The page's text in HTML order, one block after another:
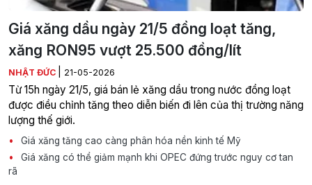
Giá xăng dầu ngày 21/5 đồng loạt tăng,
xăng RON95 vượt 25.500 đồng/lít
NHẬT ĐỨC 21-05-2026
Từ 15h ngày 21/5, giá bán lẻ xăng dầu trong nước đồng loạt
được điều chỉnh tăng theo diễn biến đi lên của thị trường năng
lượng thế giới.
Giá xăng tăng cao càng phân hóa nền kinh tế Mỹ
Giá xăng có thể giảm mạnh khi OPEC đứng trước nguy cơ tan
rã